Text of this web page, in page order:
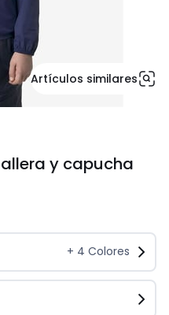
Artículos similares
y capucha
+ 4 Colores